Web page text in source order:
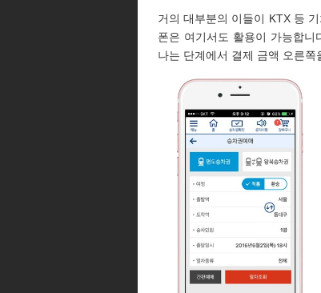
거의 대부분의 이들이 KTX 등
폰은 여기서도 활용이 가능합
나는 단계에서 결제 금액 오른